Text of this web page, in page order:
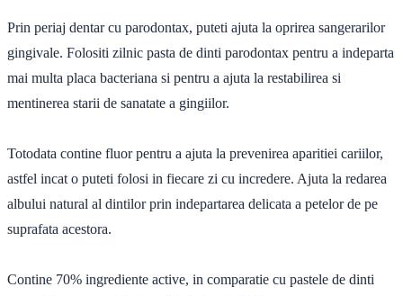
Prin periaj dentar cu parodontax, puteti ajuta la oprirea sangerarilor
gingivale. Folositi zilnic pasta de dinti parodontax pentru a indeparta
mai multa placa bacteriana si pentru a ajuta la restabilirea si
mentinerea starii de sanatate a gingiilor.
Totodata contine fluor pentru a ajuta la prevenirea aparitiei cariilor,
astfel incat o puteti folosi in fiecare zi cu incredere. Ajuta la redarea
albului natural al dintilor prin indepartarea delicata a petelor de pe
suprafata acestora.
Contine 70% ingrediente active, in comparatie cu pastele de dinti